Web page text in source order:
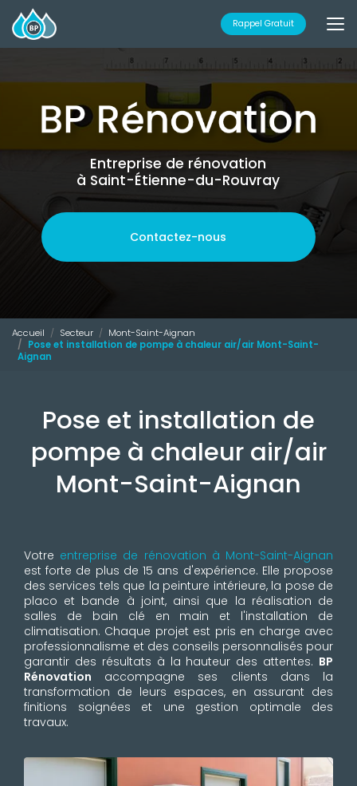
au
contenu
principal
Rappel Gratuit
Entreprise de rénovation
à Saint-Étienne-du-Rouvray
Contactez-nous
Accueil Secteur
Mont-Saint-Aignan
Pose et installation de pompe à chaleur air/air Mont-Saint-
Aignan
Pose et installation de
pompe à chaleur air/air
Mont-Saint-Aignan
Votre entreprise de rénovation à Mont-Saint-Aignan
est forte de plus de 15 ans d'expérience. Elle propose
des services tels que la peinture intérieure, la pose de
placo et bande à joint, ainsi que la réalisation de
salles de bain clé en main et l'installation de
climatisation. Chaque projet est pris en charge avec
professionnalisme et des conseils personnalisés pour
garantir des résultats à la hauteur des attentes. BP
Rénovation accompagne ses clients dans la
transformation de leurs espaces, en assurant des
finitions soignées et une gestion optimale des
travaux.